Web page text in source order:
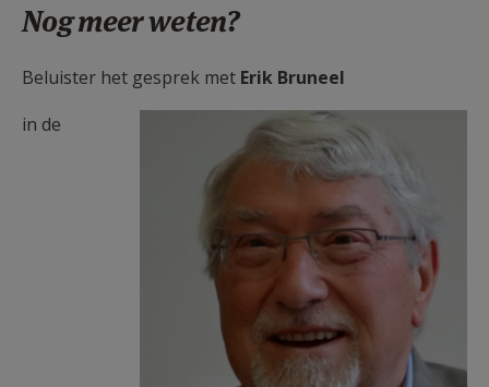
Nog meer weten?
Beluister het gesprek met Erik Bruneel
Eric Bruneel.JPG
in de